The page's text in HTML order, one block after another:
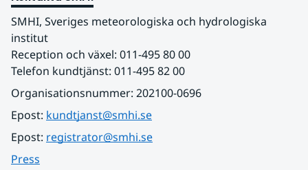
SMHI, Sveriges meteorologiska och hydrologiska
institut
Reception och växel: 011-495 80 00
Telefon kundtjänst: 011-495 82 00
Organisationsnummer: 202100-0696
Epost: kundtjanst@smhi.se
Epost: registrator@smhi.se
Press